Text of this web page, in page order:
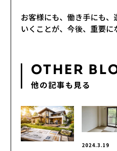
お客様にも、働き手にも
いくことが、今後、重要に
OTHER
他の記事も見る
2024.3.19